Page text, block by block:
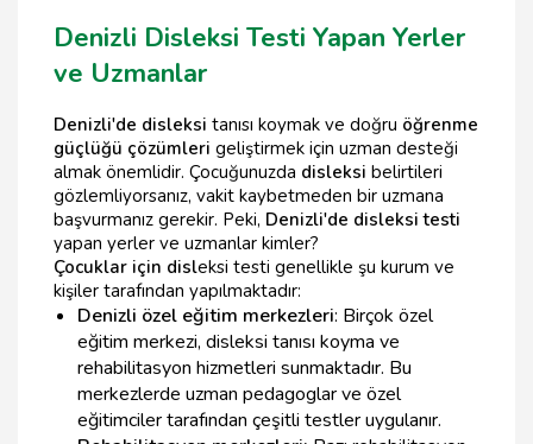
Denizli Disleksi Testi Yapan Yerler
ve Uzmanlar
Denizli'de disleksi tanısı koymak ve doğru öğrenme
güçlüğü çözümleri geliştirmek için uzman desteği
almak önemlidir. Çocuğunuzda disleksi belirtileri
gözlemliyorsanız, vakit kaybetmeden bir uzmana
başvurmanız gerekir. Peki, Denizli'de disleksi testi
yapan yerler ve uzmanlar kimler?
Çocuklar için disleksi testi genellikle şu kurum ve
kişiler tarafından yapılmaktadır:
Denizli özel eğitim merkezleri: Birçok özel
eğitim merkezi, disleksi tanısı koyma ve
rehabilitasyon hizmetleri sunmaktadır. Bu
merkezlerde uzman pedagoglar ve özel
eğitimciler tarafından çeşitli testler uygulanır.